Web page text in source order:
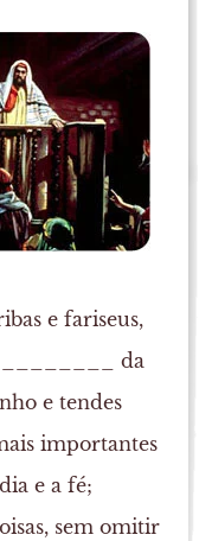
e fariseus,
da
e tendes
importantes
e a fé;
sem omitir